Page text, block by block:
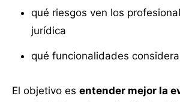
qué riesgos ven los
jurídica
qué funcionalidades
El objetivo es entender mejor la